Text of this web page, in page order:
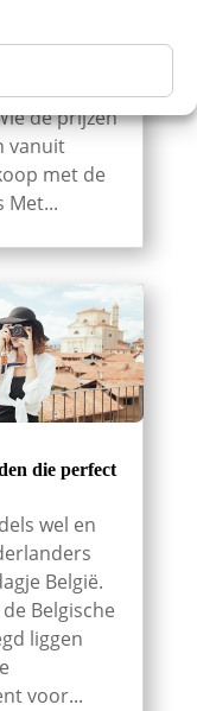
spontaan
van
groot
de prijzen
vanuit
met de
Met...
die perfect
wel en
België.
Belgische
liggen
voor...